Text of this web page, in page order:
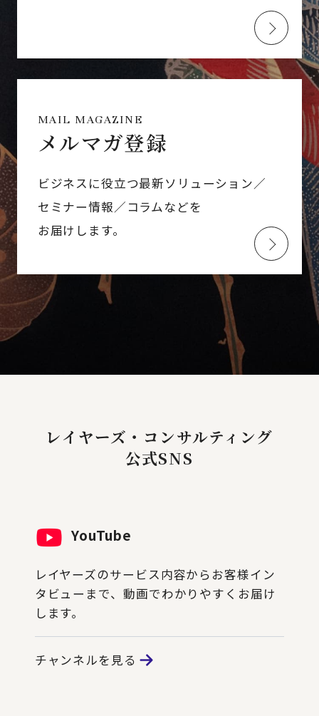
MAIL MAGAZINE
メルマガ登録
ビジネスに役立つ最新ソリューション／
セミナー情報／コラムなどを
お届けします。
レイヤーズ・コンサルティング
公式SNS
YouTube
レイヤーズのサービス内容からお客様イン
タビューまで、動画でわかりやすくお届け
します。
チャンネルを見る